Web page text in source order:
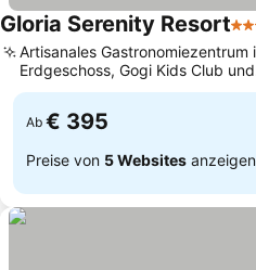
Gloria Serenity Resort5
Artisanales Gastronomiezentrum
Erdgeschoss, Gogi Kids Club und
Wasserpark
Ab € 395
Preise von 5 Websites anzeigen